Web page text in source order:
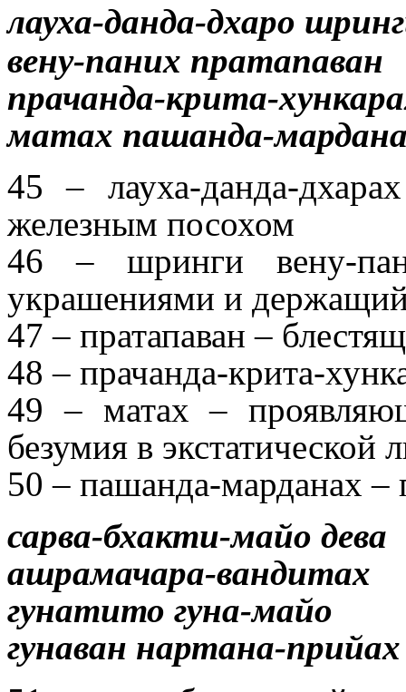
лауха-данда-дхаро
вену-паних пратапаван
прачанда-крита-
матах пашанда-
45 – лауха-данда-
железным посохом
46 – шринги вену-
украшениями и
47 – пратапаван –
48 – прачанда-крита-
49 – матах –
безумия в экстатической
50 – пашанда-марданах
сарва-бхакти-майо дева
ашрамачара-вандитах
гунатито гуна-майо
гунаван нартана-прийах